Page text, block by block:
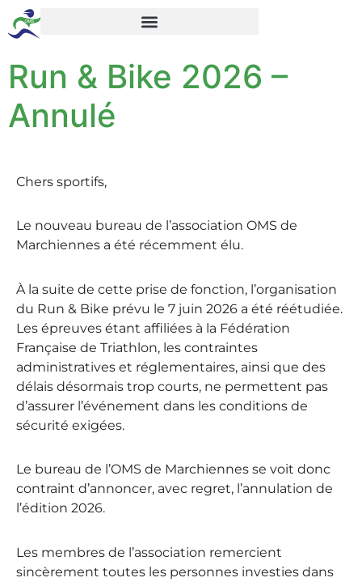
Run & Bike 2026 –
Annulé
Chers sportifs,
Le nouveau bureau de l’association OMS de
Marchiennes a été récemment élu.
À la suite de cette prise de fonction, l’organisation
du Run & Bike prévu le 7 juin 2026 a été réétudiée.
Les épreuves étant affiliées à la Fédération
Française de Triathlon, les contraintes
administratives et réglementaires, ainsi que des
délais désormais trop courts, ne permettent pas
d’assurer l’événement dans les conditions de
sécurité exigées.
Le bureau de l’OMS de Marchiennes se voit donc
contraint d’annoncer, avec regret, l’annulation de
l’édition 2026.
Les membres de l’association remercient
sincèrement toutes les personnes investies dans